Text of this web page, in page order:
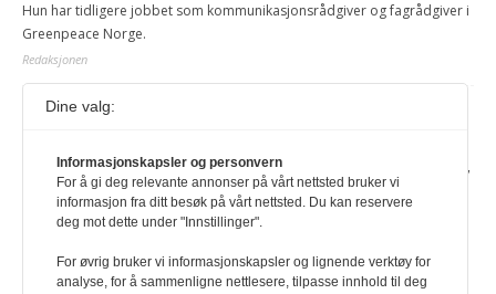
Hun har tidligere jobbet som kommunikasjonsrådgiver og fagrådgiver i
Greenpeace Norge.
Redaksjonen
Journalist fra Vietnam idømt 7 års fengsel
Kommunistpartiet i Vietnam har total kontroll over alle offisielle medier,
aviser, TV- og radiokanaler. For å lese denne må du ha abonnement
Logg inn her Ny abonnent? Velg Årsabonnement, Månedsabonnement
og bedrifter.
Redaksjonen
Dine valg:
Informasjonskapsler og personvern
For å gi deg relevante annonser på vårt nettsted bruker vi
informasjon fra ditt besøk på vårt nettsted. Du kan reservere
deg mot dette under "Innstillinger".
For øvrig bruker vi informasjonskapsler og lignende verktøy for
analyse, for å sammenligne nettlesere, tilpasse innhold til deg